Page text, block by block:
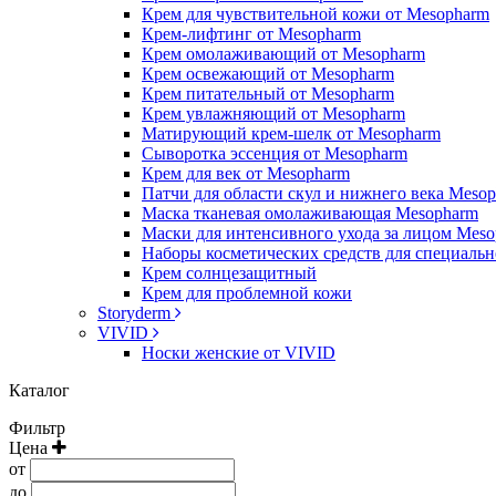
Крем для чувствительной кожи от Mesopharm
Крем-лифтинг от Mesopharm
Крем омолаживающий от Mesopharm
Крем освежающий от Mesopharm
Крем питательный от Mesopharm
Крем увлажняющий от Mesopharm
Матирующий крем-шелк от Mesopharm
Сыворотка эссенция от Mesopharm
Крем для век от Mesopharm
Патчи для области скул и нижнего века
Маска тканевая омолаживающая Mesopharm
Маски для интенсивного ухода за лицом
Наборы косметических средств для
Крем солнцезащитный
Крем для проблемной кожи
Storyderm
VIVID
Носки женские от VIVID
Каталог
Фильтр
Цена
от
до